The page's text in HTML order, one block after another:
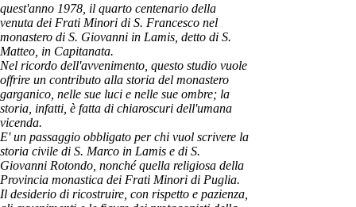
quest'anno 1978, il quarto centenario della
venuta dei Frati Minori di S. Francesco nel
monastero di S. Giovanni in Lamis, detto di S.
Matteo, in Capitanata.
Nel ricordo dell'avvenimento, questo studio vuole
offrire un contributo alla storia del monastero
garganico, nelle sue luci e nelle sue ombre; la
storia, infatti, è fatta di chiaroscuri dell'umana
vicenda.
E' un passaggio obbligato per chi vuol scrivere la
storia civile di S. Marco in Lamis e di S.
Giovanni Rotondo, nonché quella religiosa della
Provincia monastica dei Frati Minori di Puglia.
Il desiderio di ricostruire, con rispetto e pazienza,